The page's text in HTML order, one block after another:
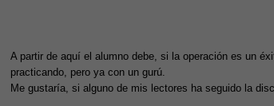
A partir de aquí el alumno debe, si la operación es un
practicando, pero ya con un gurú.
Me gustaría, si alguno de mis lectores ha seguido la